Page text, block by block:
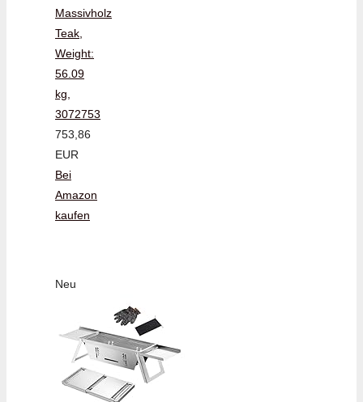
Massivholz
Teak,
Weight:
56.09
kg,
3072753
753,86
EUR
Bei
Amazon
kaufen
Neu